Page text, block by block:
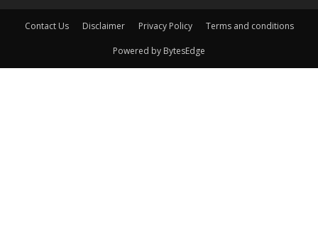
Contact Us Disclaimer Privacy Policy Terms and conditions
Powered by BytesEdge